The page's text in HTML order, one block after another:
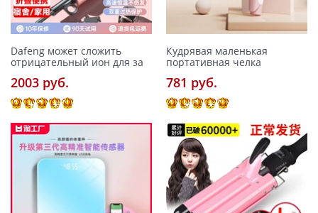
Dafeng может сложить
отрицательный ион для за
2003 pуб.
Кудрявая маленькая
портативная челка
781 pуб.